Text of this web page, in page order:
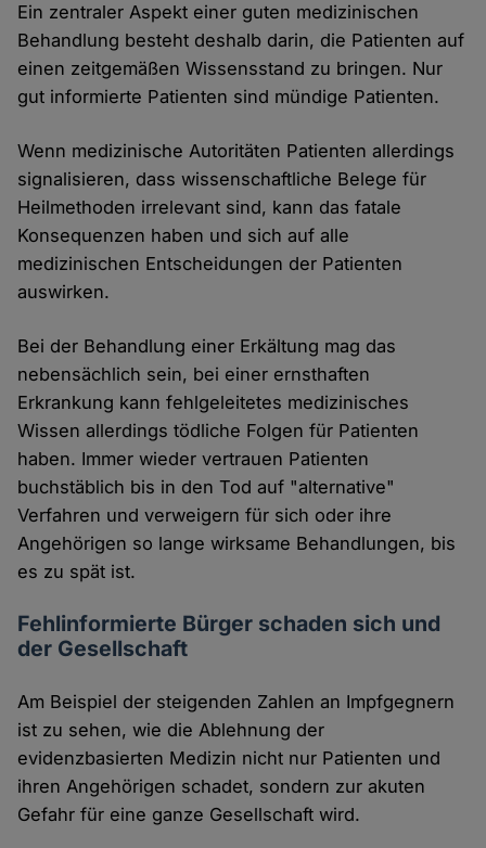
Ein zentraler Aspekt einer guten medizinischen
Behandlung besteht deshalb darin, die Patienten auf
einen zeitgemäßen Wissensstand zu bringen. Nur
gut informierte Patienten sind mündige Patienten.
Wenn medizinische Autoritäten Patienten allerdings
signalisieren, dass wissenschaftliche Belege für
Heilmethoden irrelevant sind, kann das fatale
Konsequenzen haben und sich auf alle
medizinischen Entscheidungen der Patienten
auswirken.
Bei der Behandlung einer Erkältung mag das
nebensächlich sein, bei einer ernsthaften
Erkrankung kann fehlgeleitetes medizinisches
Wissen allerdings tödliche Folgen für Patienten
haben. Immer wieder vertrauen Patienten
buchstäblich bis in den Tod auf "alternative"
Verfahren und verweigern für sich oder ihre
Angehörigen so lange wirksame Behandlungen, bis
es zu spät ist.
Fehlinformierte Bürger schaden sich und
der Gesellschaft
Am Beispiel der steigenden Zahlen an Impfgegnern
ist zu sehen, wie die Ablehnung der
evidenzbasierten Medizin nicht nur Patienten und
ihren Angehörigen schadet, sondern zur akuten
Gefahr für eine ganze Gesellschaft wird.